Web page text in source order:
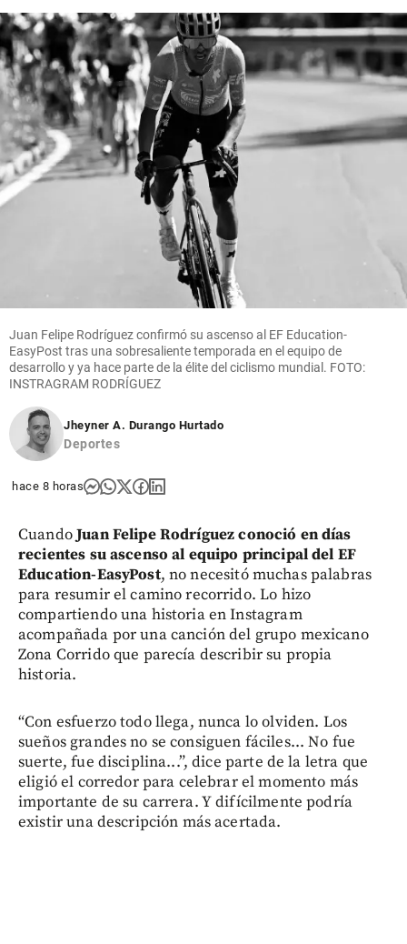
Juan Felipe Rodríguez confirmó su ascenso al EF Education-
EasyPost tras una sobresaliente temporada en el equipo de
desarrollo y ya hace parte de la élite del ciclismo mundial. FOTO:
INSTRAGRAM RODRÍGUEZ
Jheyner A. Durango Hurtado
Deportes
hace 8 horas
CuandoJuan Felipe Rodríguez conoció en días
recientes su ascenso al equipo principal del EF
Education-EasyPost, no necesitó muchas palabras
para resumir el camino recorrido. Lo hizo
compartiendo una historia en Instagram
acompañada por una canción del grupo mexicano
Zona Corrido que parecía describir su propia
historia.
“Con esfuerzo todo llega, nunca lo olviden. Los
sueños grandes no se consiguen fáciles... No fue
suerte, fue disciplina...”, dice parte de la letra que
eligió el corredor para celebrar el momento más
importante de su carrera. Y difícilmente podría
existir una descripción más acertada.